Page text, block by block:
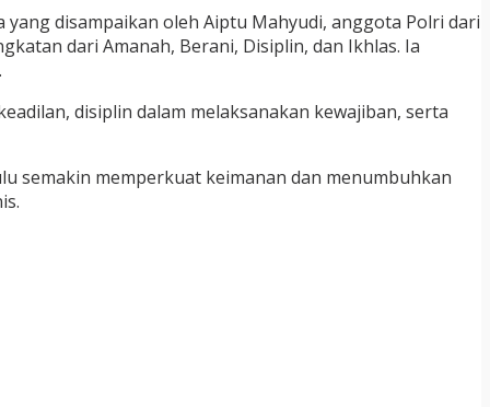
disampaikan oleh Aiptu Mahyudi, anggota Polri dari
dari Amanah, Berani, Disiplin, dan Ikhlas. Ia
disiplin dalam melaksanakan kewajiban, serta
semakin memperkuat keimanan dan menumbuhkan